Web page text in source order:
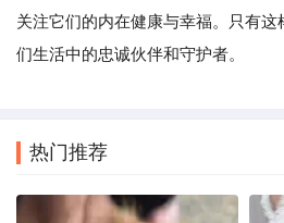
关注它们的内在健康与幸福。只有
们生活中的忠诚伙伴和守护者。
热门推荐